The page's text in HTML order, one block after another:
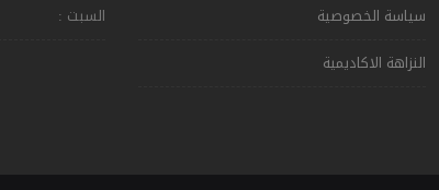
سياسة الخصوصية
النزاهة الاكاديمية
السبت :